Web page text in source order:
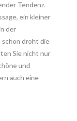
Tendenz.
ein kleiner
der
droht die
Sie nicht nur
und
auch eine